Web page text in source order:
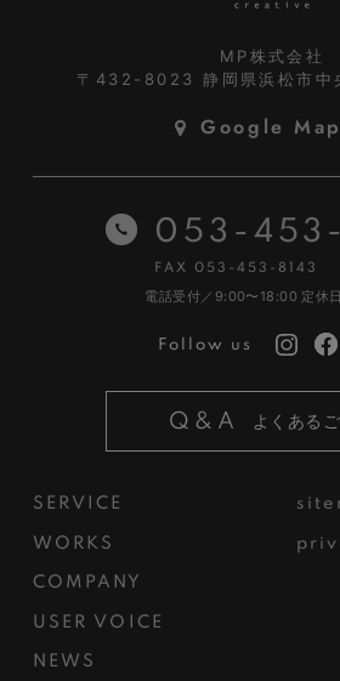
MP株式会社
〒432-8023静岡県浜松市
Google Map
SERVICE
WORKS
COMPANY
USER VOICE
NEWS
053-
FAX 053-453-8143
電話受付／9:00〜18:00 定休
Follow us
Q&A よくある